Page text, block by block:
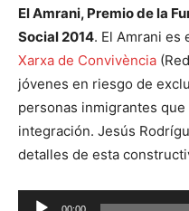
El Amrani, Premio de la
Social 2014. El Amrani es
Xarxa de Convivència
jóvenes en riesgo de
personas inmigrantes
integración. Jesús
detalles de esta
Reproductor